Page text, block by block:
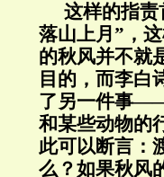
这样的指
落山上月”，
的秋风并不就
目的，而李白
了另一件事
和某些动物的
此可以断言：
么？如果秋风